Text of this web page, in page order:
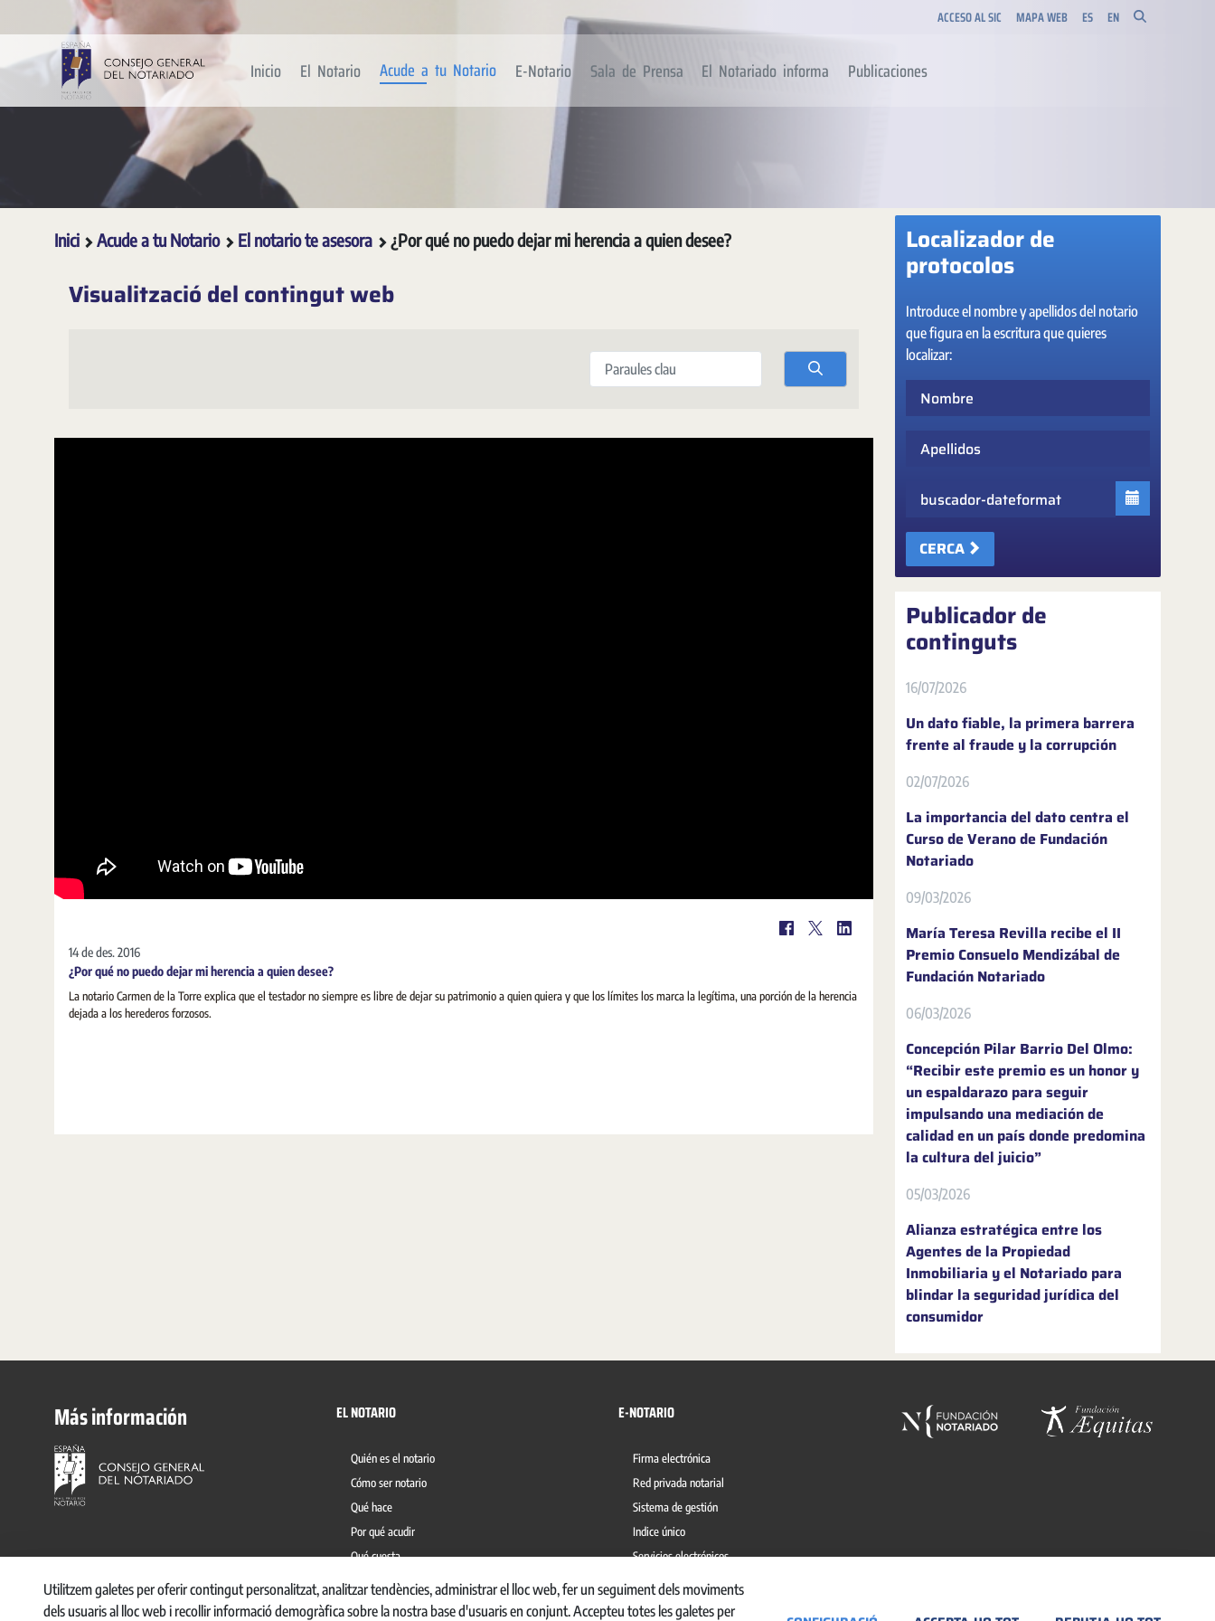
Salta al contingut principal ACCESO AL SIC MAPA WEB ES EN
Inicio El Notario Acude a tu Notario E-Notario Sala de Prensa El Notariado informa Publicaciones
Inici Acude a tu Notario El notario te asesora ¿Por qué no puedo dejar mi herencia a quien desee?
Visualització del contingut web
Paraules clau
14 de des. 2016
¿Por qué no puedo dejar mi herencia a quien desee?
La notario Carmen de la Torre explica que el testador no siempre es libre de dejar su patrimonio a quien quiera y que los límites los marca la legítima, una porción de la herencia
dejada a los herederos forzosos.
Localizador de
protocolos
Introduce el nombre y apellidos del notario
que figura en la escritura que quieres
localizar:
CERCA
Publicador de
continguts
16/07/2026
Un dato fiable, la primera barrera
frente al fraude y la corrupción
02/07/2026
La importancia del dato centra el
Curso de Verano de Fundación
Notariado
09/03/2026
María Teresa Revilla recibe el II
Premio Consuelo Mendizábal de
Fundación Notariado
06/03/2026
Concepción Pilar Barrio Del Olmo:
“Recibir este premio es un honor y
un espaldarazo para seguir
impulsando una mediación de
calidad en un país donde predomina
la cultura del juicio”
05/03/2026
Alianza estratégica entre los
Agentes de la Propiedad
Inmobiliaria y el Notariado para
blindar la seguridad jurídica del
consumidor
Más información EL NOTARIO
Quién es el notario
Cómo ser notario
Qué hace
Por qué acudir
Qué cuesta
Prevención del blanqueo de capitales
E-NOTARIO
Firma electrónica
Red privada notarial
Sistema de gestión
Indice único
Servicios electrónicos
Utilitzem galetes per oferir contingut personalitzat, analitzar tendències, administrar el lloc web, fer un seguiment dels moviments
dels usuaris al lloc web i recollir informació demogràfica sobre la nostra base d'usuaris en conjunt. Accepteu totes les galetes per